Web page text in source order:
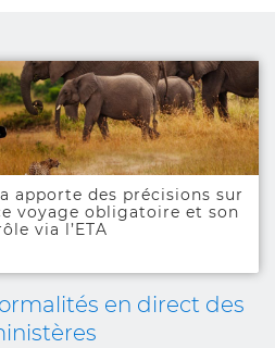
formalités
en direct des
apporte des précisions sur
voyage obligatoire et son
via l’ETA